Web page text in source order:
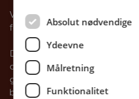
Vores vision er helt klar.
fuldautomatiske flagstang.
Det er ikke bare noget, vi
arbejder benhårdt på at leve
gør – den platform vores
bygget på – og alle de
Absolut nødvendige
Ydeevne
Målretning
Funktionalitet